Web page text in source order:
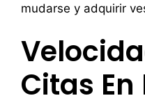
mudarse y adquirir
Citas En